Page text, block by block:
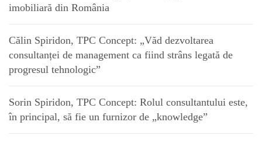
imobiliară din România
Călin Spiridon, TPC Concept: „Văd dezvoltarea
consultanței de management ca fiind strâns legată de
progresul tehnologic”
Sorin Spiridon, TPC Concept: Rolul consultantului este,
în principal, să fie un furnizor de „knowledge”